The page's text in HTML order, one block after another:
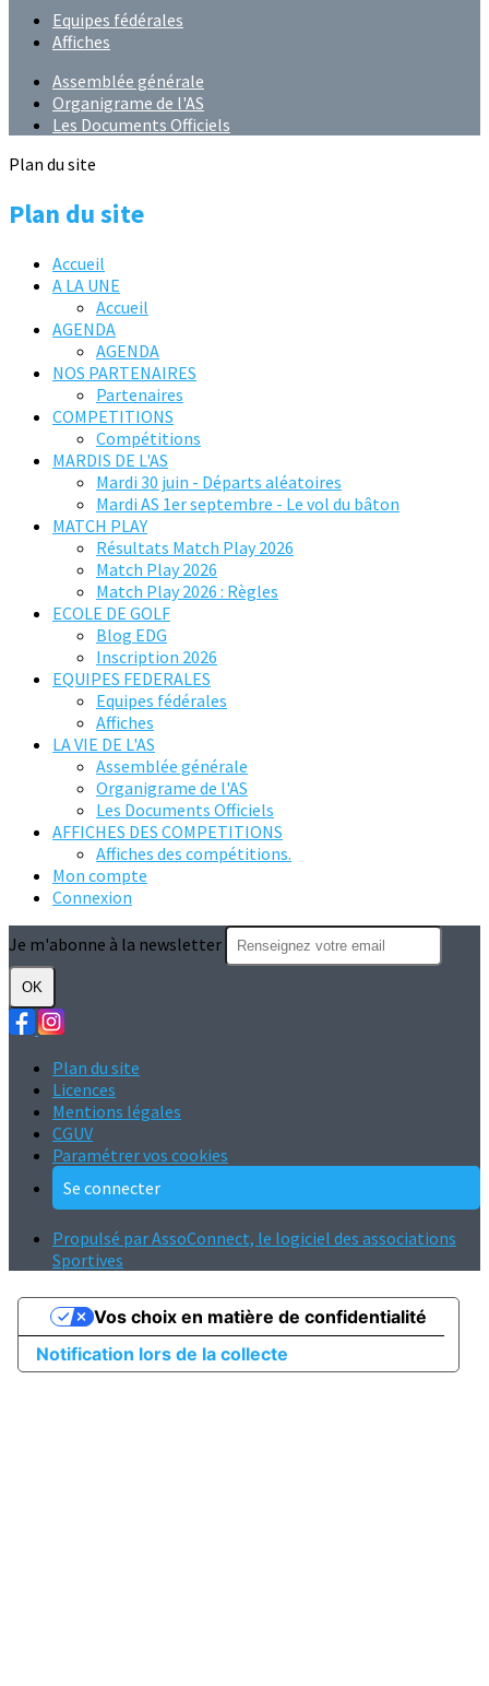
Equipes fédérales
Affiches
Assemblée générale
Organigrame de l'AS
Les Documents Officiels
Plan du site
Plan du site
Accueil
A LA UNE
Accueil
AGENDA
AGENDA
NOS PARTENAIRES
Partenaires
COMPETITIONS
Compétitions
MARDIS DE L'AS
Mardi 30 juin - Départs aléatoires
Mardi AS 1er septembre - Le vol du bâton
MATCH PLAY
Résultats Match Play 2026
Match Play 2026
Match Play 2026 : Règles
ECOLE DE GOLF
Blog EDG
Inscription 2026
EQUIPES FEDERALES
Equipes fédérales
Affiches
LA VIE DE L'AS
Assemblée générale
Organigrame de l'AS
Les Documents Officiels
AFFICHES DES COMPETITIONS
Affiches des compétitions.
Mon compte
Connexion
Je m'abonne à la newsletter
OK
Plan du site
Licences
Mentions légales
CGUV
Paramétrer vos cookies
Se connecter
Propulsé par AssoConnect, le logiciel des associations
Sportives
Notification lors de la collecte
Vos choix en matière de confidentialité